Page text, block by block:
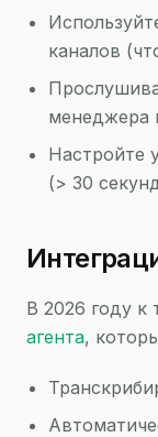
каналов
менеджера
Настройте
(> 30
В 2026 году
агента,